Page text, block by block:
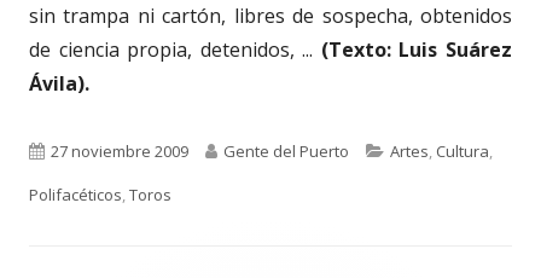
sin trampa ni cartón, libres de sospecha, obtenidos
de ciencia propia, detenidos, ... (Texto: Luis Suárez
Ávila).
Publicado
el
27 noviembre 2009 Autor
Gente del Puerto Categorías
Artes, Cultura,
Polifacéticos,Toros